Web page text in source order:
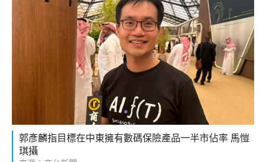
郭彥麟指目標在中東擁有數碼保險產品一半市佔率 馬愷
琪攝